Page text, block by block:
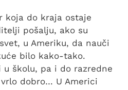
koja do kraja ostaje
pošalju, ako su
u Ameriku, da nauči
bilo kako-tako.
školu, pa i do razredne
dobro… U Americi